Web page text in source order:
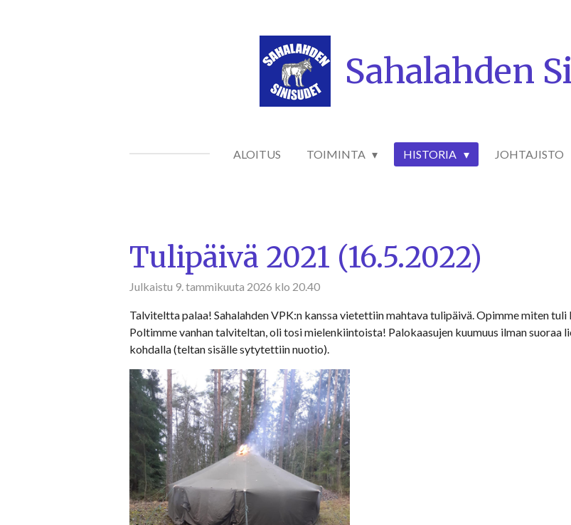
Sahalahden
ALOITUS TOIMINTA HISTORIA JOHTAJISTO
Tulipäivä 2021 (16.5.2022)
Julkaistu 9. tammikuuta 2026 klo 20.40
Talviteltta palaa! Sahalahden VPK:n kanssa vietettiin mahtava tulipäivä. Opimme miten
Poltimme vanhan talviteltan, oli tosi mielenkiintoista! Palokaasujen kuumuus ilman
kohdalla (teltan sisälle sytytettiin nuotio).